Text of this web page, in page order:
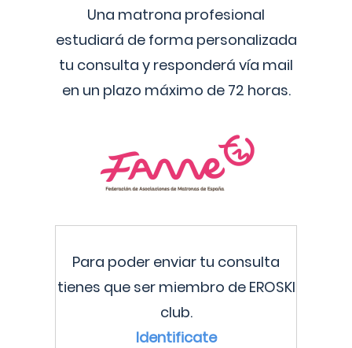
Una matrona profesional
estudiará de forma personalizada
tu consulta y responderá vía mail
en un plazo máximo de 72 horas.
Para poder enviar tu consulta
tienes que ser miembro de EROSKI
club.
Identificate